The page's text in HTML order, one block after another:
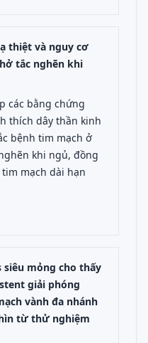
thiệt và nguy cơ
tắc nghẽn khi
các bằng chứng
thích dây thần kinh
bệnh tim mạch ở
khi ngủ, đồng
mạch dài hạn
mỏng cho thấy
giải phóng
vành đa nhánh
từ thử nghiệm